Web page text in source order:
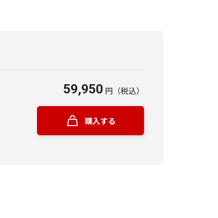
59,950 円 （税込）
購入する